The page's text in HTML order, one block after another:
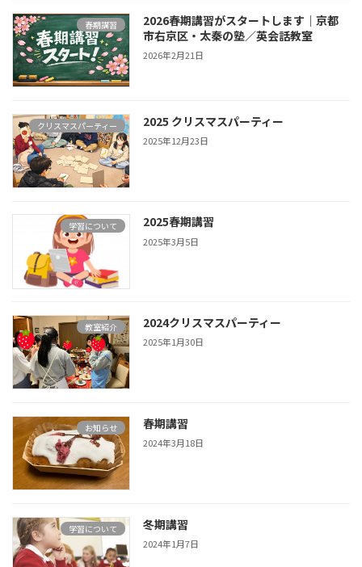
春期講習
2026春期講習がスタートします｜京都
市右京区・太秦の塾／英会話教室
2026年2月21日
クリスマスパーティー 2025 クリスマスパーティー
2025年12月23日
学習について 2025春期講習
2025年3月5日
教室紹介 2024クリスマスパーティー
2025年1月30日
お知らせ 春期講習
2024年3月18日
学習について 冬期講習
2024年1月7日